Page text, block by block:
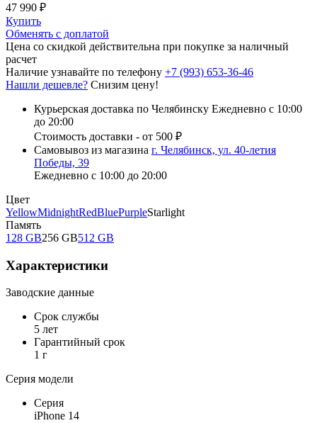
47 990 ₽
Купить
Обменять с доплатой
Цена со скидкой действительна при покупке за наличный
расчет
Наличие узнавайте по телефону +7 (993) 653-36-46
Нашли дешевле? Снизим цену!
Курьерская доставка по Челябинску Ежедневно с 10:00
до 20:00
Стоимость доставки - от 500 ₽
Самовывоз из магазина г. Челябинск, ул. 40-летия
Победы, 39
Ежедневно с 10:00 до 20:00
Цвет
YellowMidnightRedBluePurpleStarlight
Память
128 GB256 GB512 GB
Характеристики
Заводские данные
Срок службы
5 лет
Гарантийный срок
1 г
Серия модели
Серия
iPhone 14